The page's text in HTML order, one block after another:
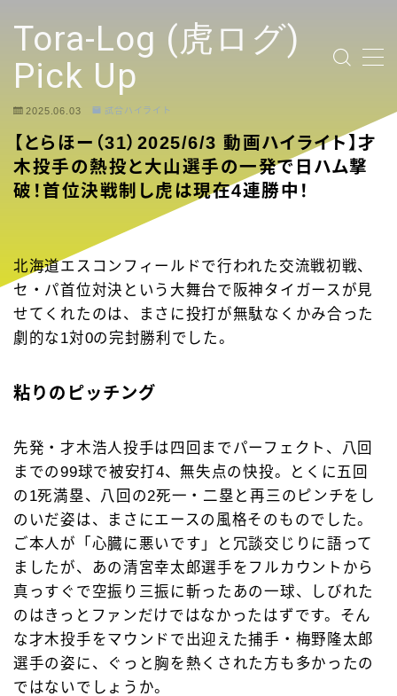
Tora-Log (虎ログ)
Pick Up
TOP PAGE
2024 Tigers Ticket
YouTubeリンク投稿
選手
2025.06.03 試合ハイライト
【とらほー（31）2025/6/3 動画ハイライト】才
木投手の熱投と大山選手の一発で日ハム撃
破！首位決戦制し虎は現在4連勝中！
北海道エスコンフィールドで行われた交流戦初戦、
セ・パ首位対決という大舞台で阪神タイガースが見
せてくれたのは、まさに投打が無駄なくかみ合った
劇的な1対0の完封勝利でした。
粘りのピッチング
先発・才木浩人投手は四回までパーフェクト、八回
までの99球で被安打4、無失点の快投。とくに五回
の1死満塁、八回の2死一・二塁と再三のピンチをし
のいだ姿は、まさにエースの風格そのものでした。
ご本人が「心臓に悪いです」と冗談交じりに語って
ましたが、あの清宮幸太郎選手をフルカウントから
真っすぐで空振り三振に斬ったあの一球、しびれた
のはきっとファンだけではなかったはずです。そん
な才木投手をマウンドで出迎えた捕手・梅野隆太郎
選手の姿に、ぐっと胸を熱くされた方も多かったの
ではないでしょうか。